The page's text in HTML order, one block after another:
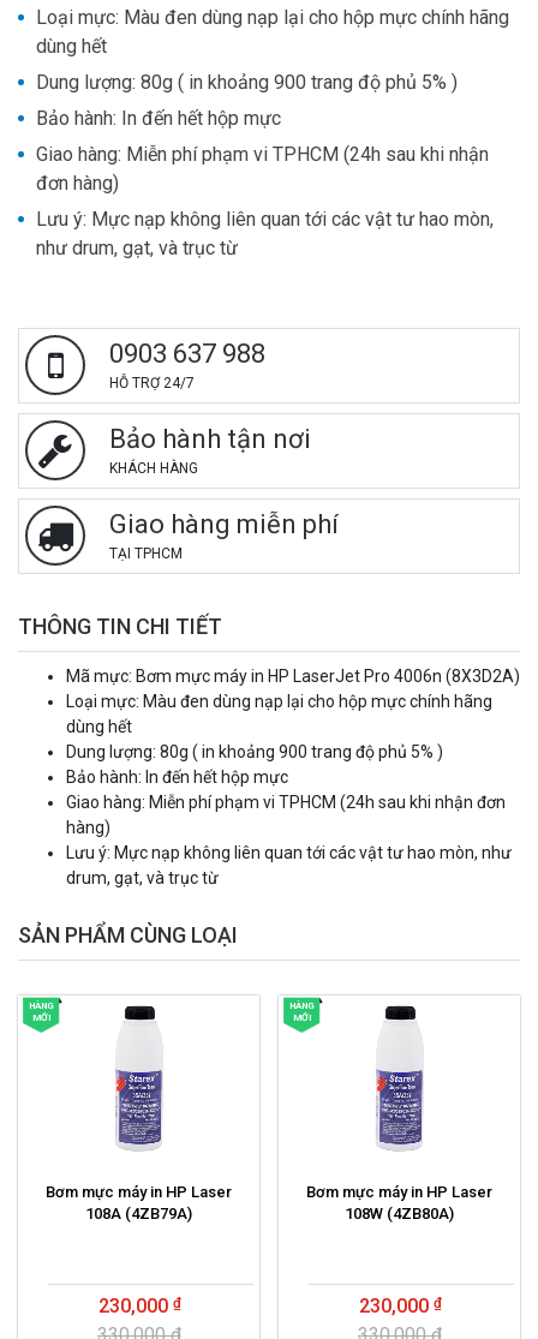
Loại mực: Màu đen dùng nạp lại cho hộp mực chính hãng
dùng hết
Dung lượng: 80g ( in khoảng 900 trang độ phủ 5% )
Bảo hành: In đến hết hộp mực
Giao hàng: Miễn phí phạm vi TPHCM (24h sau khi nhận
đơn hàng)
Lưu ý: Mực nạp không liên quan tới các vật tư hao mòn,
như drum, gạt, và trục từ
0903 637 988
HỖ TRỢ 24/7
Bảo hành tận nơi
KHÁCH HÀNG
Giao hàng miễn phí
TẠI TPHCM
THÔNG TIN CHI TIẾT
Mã mực: Bơm mực máy in HP LaserJet Pro 4006n (8X3D2A)
Loại mực: Màu đen dùng nạp lại cho hộp mực chính hãng
dùng hết
Dung lượng: 80g ( in khoảng 900 trang độ phủ 5% )
Bảo hành: In đến hết hộp mực
Giao hàng: Miễn phí phạm vi TPHCM (24h sau khi nhận đơn
hàng)
Lưu ý: Mực nạp không liên quan tới các vật tư hao mòn, như
drum, gạt, và trục từ
SẢN PHẨM CÙNG LOẠI
HÀNG
MỚI
Bơm mực máy in HP Laser
108A (4ZB79A)
230,000
HÀNG
MỚI
Bơm mực máy in HP Laser
108W (4ZB80A)
230,000